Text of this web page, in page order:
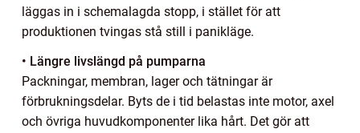
läggas in i schemalagda stopp, i stället för att
produktionen tvingas stå still i panikläge.
• Längre livslängd på pumparna
Packningar, membran, lager och tätningar är
förbrukningsdelar. Byts de i tid belastas inte motor, axel
och övriga huvudkomponenter lika hårt. Det gör att